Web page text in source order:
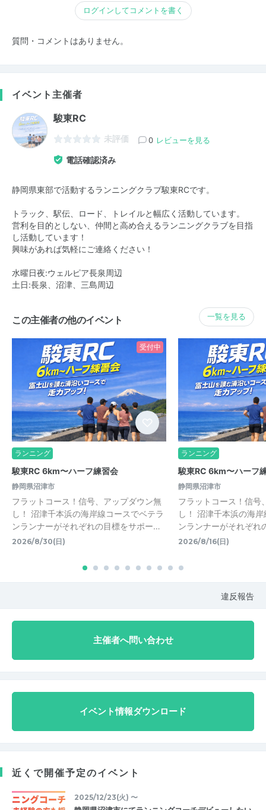
ログインしてコメントを書く
質問・コメントはありません。
イベント主催者
駿東RC
未評価 0 レビューを見る
電話確認済み
静岡県東部で活動するランニングクラブ駿東RCです。
トラック、駅伝、ロード、トレイルと幅広く活動しています。
営利を目的としない、仲間と高め合えるランニングクラブを目指
し活動しています！
興味があれば気軽にご連絡ください！
水曜日夜:ウェルピア長泉周辺
土日:長泉、沼津、三島周辺
この主催者の他のイベント 一覧を見る
受付中
ランニング
駿東RC 6km〜ハーフ練習会
静岡県沼津市
フラットコース！信号、アップダウン無
し！ 沼津千本浜の海岸線コースでベテラ
ンランナーがそれぞれの目標をサポー…
2026/8/30(日)
ランニング
駿東RC 6km〜ハーフ
静岡県沼津市
フラットコース！信号
し！ 沼津千本浜の海
ンランナーがそれぞ
2026/8/16(日)
違反報告
主催者へ問い合わせ
イベント情報ダウンロード
近くで開催予定のイベント
2025/12/23(火) 〜